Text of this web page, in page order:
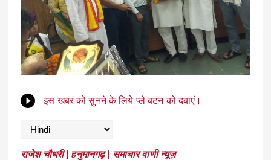
इस खबर को सुनने के लिये प्ले बटन को दबाएं।
राजेश चौधरी | हनुमानगढ़ | समाचार वाणी न्यूज़